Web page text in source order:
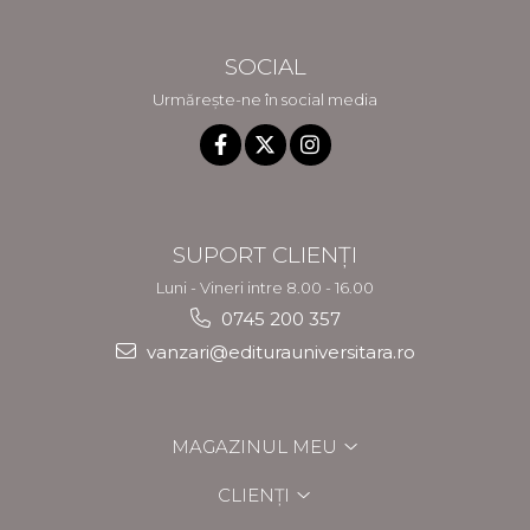
SOCIAL
Urmărește-ne în social media
SUPORT CLIENȚI
Luni - Vineri intre 8.00 - 16.00
0745 200 357
vanzari@editurauniversitara.ro
MAGAZINUL MEU
CLIENȚI